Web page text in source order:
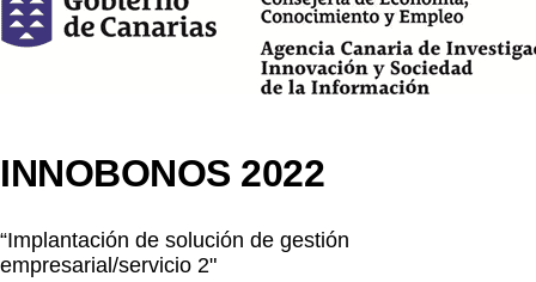
INNOBONOS 2022
“Implantación de solución de gestión
empresarial/servicio 2"